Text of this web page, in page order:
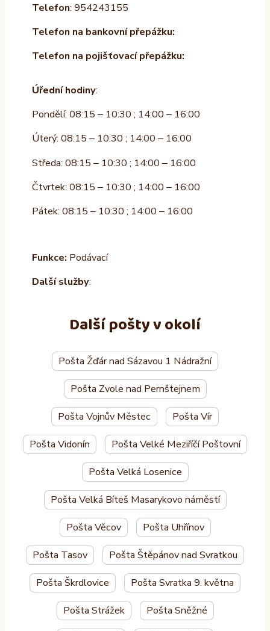
Telefon: 954243155
Telefon na bankovní přepážku:
Telefon na pojišťovací přepážku:
Úřední hodiny:
Pondělí: 08:15 – 10:30 ; 14:00 – 16:00
Úterý: 08:15 – 10:30 ; 14:00 – 16:00
Středa: 08:15 – 10:30 ; 14:00 – 16:00
Čtvrtek: 08:15 – 10:30 ; 14:00 – 16:00
Pátek: 08:15 – 10:30 ; 14:00 – 16:00
Funkce: Podávací
Další služby:
Další pošty v okolí
Pošta Žďár nad Sázavou 1 Nádražní
Pošta Zvole nad Pernštejnem
Pošta Vojnův Městec Pošta Vír
Pošta Vidonín Pošta Velké Meziříčí Poštovní
Pošta Velká Losenice
Pošta Velká Bíteš Masarykovo náměstí
Pošta Věcov Pošta Uhřínov
Pošta Tasov Pošta Štěpánov nad Svratkou
Pošta Škrdlovice Pošta Svratka 9. května
Pošta Strážek Pošta Sněžné